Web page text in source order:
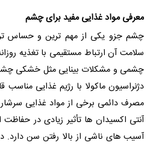
معرفی مواد غذایی مفید برای چشم
چشم جزو یکی از مهم ترین و حساس
سلامت آن ارتباط مستقیمی با تغذیه
چشمی و مشکلات بینایی مثل خشکی
دژنراسیون ماکولا با رژیم غذایی مناسب
مصرف دائمی برخی از مواد غذایی سرشار
آنتی اکسیدان ها تأثیر زیادی در
آسیب های ناشی از بالا رفتن سن دارد.